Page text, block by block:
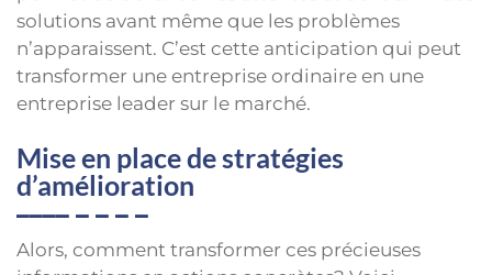
solutions avant même que les problèmes
n’apparaissent. C’est cette anticipation qui peut
transformer une entreprise ordinaire en une
entreprise leader sur le marché.
Mise en place de stratégies
d’amélioration
Alors, comment transformer ces précieuses